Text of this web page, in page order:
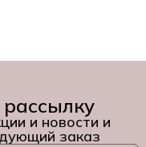
и новости и
заказ